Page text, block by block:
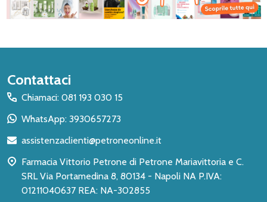
Inizio
del
piè
pagina
Contattaci
Chiamaci: 081 193 030 15
WhatsApp: 3930657273
assistenzaclienti@petroneonline.it
Farmacia Vittorio Petrone di Petrone Mariavittoria e C.
SRL Via Portamedina 8, 80134 - Napoli NA P.IVA:
01211040637 REA: NA-302855